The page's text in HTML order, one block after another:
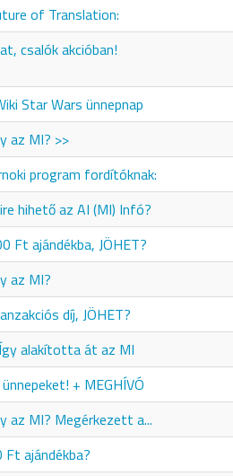
of Translation:
csalók akcióban!
Star Wars ünnepnap
az MI? >>
program fordítóknak:
hihető az AI (MI) Infó?
Ft ajándékba, JÖHET?
az MI?
díj, JÖHET?
alakította át az MI
+ MEGHÍVÓ
az MI? Megérkezett a...
ajándékba?